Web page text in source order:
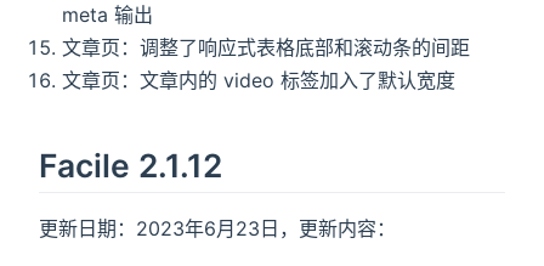
meta 输出
文章页：调整了响应式表格底部和滚动条的间距
文章页：文章内的 video 标签加入了默认宽度
Facile 2.1.12
更新日期：2023年6月23日，更新内容：